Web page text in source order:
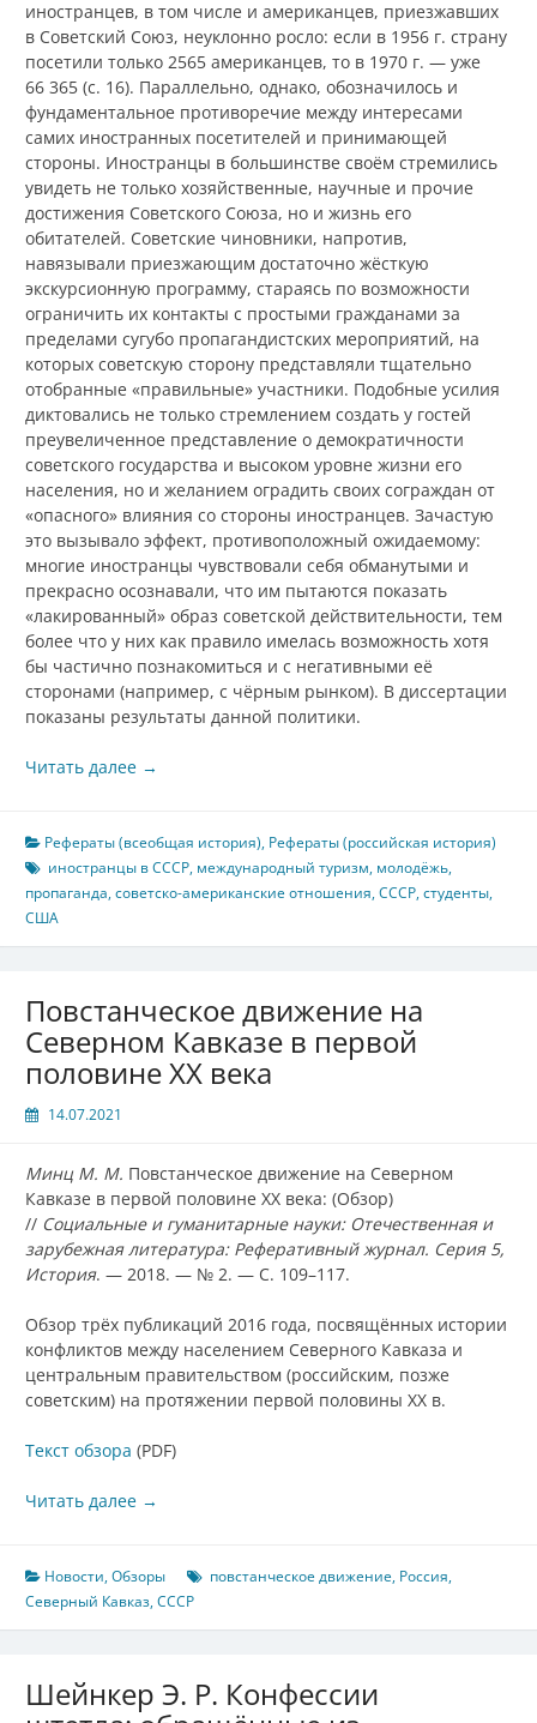
иностранцев, в том числе и американцев, приезжавших
в Советский Союз, неуклонно росло: если в 1956 г. страну
посетили только 2565 американцев, то в 1970 г. — уже
66 365 (с. 16). Параллельно, однако, обозначилось и
фундаментальное противоречие между интересами
самих иностранных посетителей и принимающей
стороны. Иностранцы в большинстве своём стремились
увидеть не только хозяйственные, научные и прочие
достижения Советского Союза, но и жизнь его
обитателей. Советские чиновники, напротив,
навязывали приезжающим достаточно жёсткую
экскурсионную программу, стараясь по возможности
ограничить их контакты с простыми гражданами за
пределами сугубо пропагандистских мероприятий, на
которых советскую сторону представляли тщательно
отобранные «правильные» участники. Подобные усилия
диктовались не только стремлением создать у гостей
преувеличенное представление о демократичности
советского государства и высоком уровне жизни его
населения, но и желанием оградить своих сограждан от
«опасного» влияния со стороны иностранцев. Зачастую
это вызывало эффект, противоположный ожидаемому:
многие иностранцы чувствовали себя обманутыми и
прекрасно осознавали, что им пытаются показать
«лакированный» образ советской действительности, тем
более что у них как правило имелась возможность хотя
бы частично познакомиться и с негативными её
сторонами (например, с чёрным рынком). В диссертации
показаны результаты данной политики.
Читать далее →
Рефераты (всеобщая история), Рефераты (российская история)
иностранцы в СССР, международный туризм, молодёжь,
пропаганда,советско-американские отношения,СССР,студенты,
США
Повстанческое движение на
Северном Кавказе в первой
половине XX века
14.07.2021
Минц М. М. Повстанческое движение на Северном
Кавказе в первой половине XX века: (Обзор)
// Социальные и гуманитарные науки: Отечественная и
зарубежная литература: Реферативный журнал. Серия 5,
История. — 2018. — № 2. — С. 109–117.
Обзор трёх публикаций 2016 года, посвящённых истории
конфликтов между населением Северного Кавказа и
центральным правительством (российским, позже
советским) на протяжении первой половины XX в.
Текст обзора (PDF)
Читать далее →
Новости,Обзоры повстанческое движение, Россия,
Северный Кавказ,СССР
Шейнкер Э. Р. Конфессии